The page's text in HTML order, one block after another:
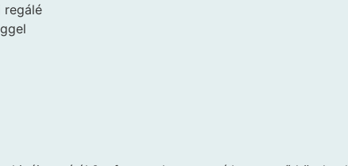
regálé